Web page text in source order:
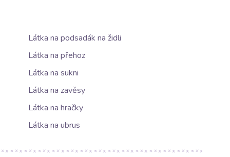
Látka na podsadák na židli
Látka na přehoz
Látka na sukni
Látka na zavěsy
Látka na hračky
Látka na ubrus